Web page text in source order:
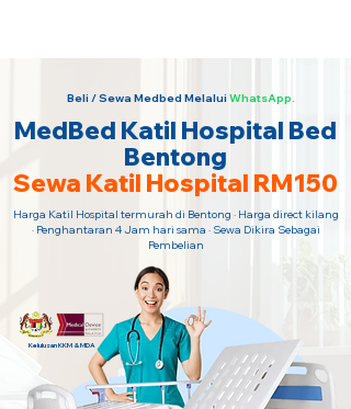
Beli / Sewa Medbed Melalui WhatsApp.
MedBed Katil Hospital Bed
Bentong
Sewa Katil Hospital RM150
Harga Katil Hospital termurah di Bentong · Harga direct kilang
· Penghantaran 4 Jam hari sama · Sewa Dikira Sebagai
Pembelian
Kelulusan KKM & MDA